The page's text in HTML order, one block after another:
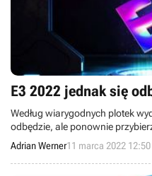
E3 2022 jednak się
Według wiarygodnych plotek
odbędzie, ale ponownie
Adrian Werner11 marca 2022 12:50